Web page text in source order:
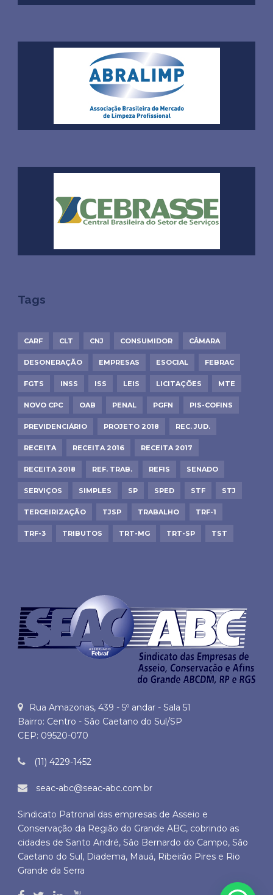
Tags
CARF CLT CNJ CONSUMIDOR CÂMARA
DESONERAÇÃO EMPRESAS ESOCIAL FEBRAC
FGTS INSS ISS LEIS LICITAÇÕES MTE
NOVO CPC OAB PENAL PGFN PIS-COFINS
PREVIDENCIÁRIO PROJETO 2018 REC. JUD.
RECEITA RECEITA 2016 RECEITA 2017
RECEITA 2018 REF. TRAB. REFIS SENADO
SERVIÇOS SIMPLES SP SPED STF STJ
TERCEIRIZAÇÃO TJSP TRABALHO TRF-1
TRF-3 TRIBUTOS TRT-MG TRT-SP TST
Rua Amazonas, 439 - 5º andar - Sala 51
Bairro: Centro - São Caetano do Sul/SP
CEP: 09520-070
(11) 4229-1452
seac-abc@seac-abc.com.br
Sindicato Patronal das empresas de Asseio e
Conservação da Região do Grande ABC, cobrindo as
cidades de Santo André, São Bernardo do Campo, São
Caetano do Sul, Diadema, Mauá, Ribeirão Pires e Rio
Grande da Serra